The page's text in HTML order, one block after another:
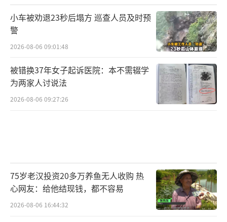
小车被劝退23秒后塌方 巡查人员及时预
警
2026-08-06 09:01:48
被错换37年女子起诉医院：本不需辍学
为两家人讨说法
2026-08-06 09:27:26
75岁老汉投资20多万养鱼无人收购 热
心网友：给他结现钱，都不容易
2026-08-06 16:44:32